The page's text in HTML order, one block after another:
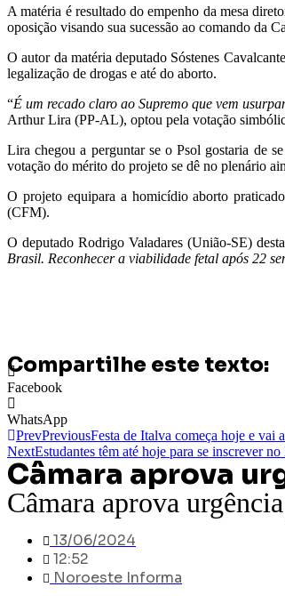
A matéria é resultado do empenho da mesa
oposição visando sua sucessão ao comando da
O autor da matéria deputado Sóstenes
legalização de drogas e até do aborto.
“É um recado claro ao Supremo que vem
Arthur Lira (PP-AL), optou pela votação
Lira chegou a perguntar se o Psol gostaria de
votação do mérito do projeto se dê no plenário
O projeto equipara a homicídio aborto
(CFM).
O deputado Rodrigo Valadares (União-SE)
Brasil. Reconhecer a viabilidade fetal após 22
Compartilhe este texto:
Facebook
WhatsApp
PrevPreviousFesta de Italva começa hoje e vai
NextEstudantes têm até hoje para se inscrever no
Câmara aprova
Câmara aprova
13/06/2024
12:52
Noroeste Informa